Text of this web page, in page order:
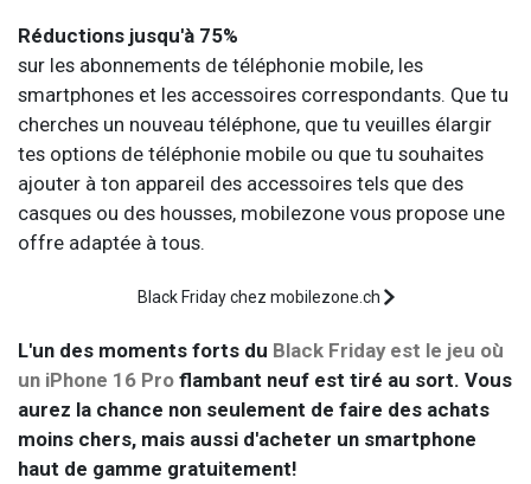
Réductions jusqu'à 75%
sur les abonnements de téléphonie mobile, les
smartphones et les accessoires correspondants. Que tu
cherches un nouveau téléphone, que tu veuilles élargir
tes options de téléphonie mobile ou que tu souhaites
ajouter à ton appareil des accessoires tels que des
casques ou des housses, mobilezone vous propose une
offre adaptée à tous.
Black Friday chez mobilezone.ch
L'un des moments forts du Black Friday est le jeu où
un iPhone 16 Pro flambant neuf est tiré au sort. Vous
aurez la chance non seulement de faire des achats
moins chers, mais aussi d'acheter un smartphone
haut de gamme gratuitement!